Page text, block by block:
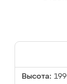
Высота: